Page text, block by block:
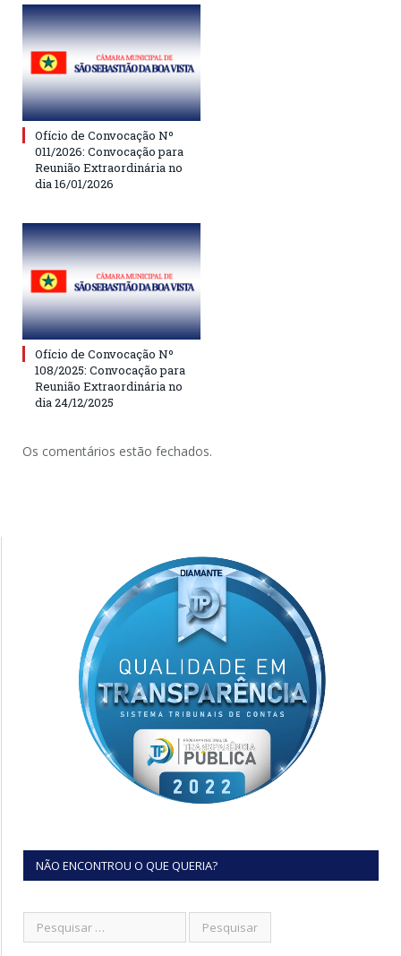
Ofício de Convocação Nº
011/2026: Convocação para
Reunião Extraordinária no
dia 16/01/2026
Ofício de Convocação Nº
108/2025: Convocação para
Reunião Extraordinária no
dia 24/12/2025
Os comentários estão fechados.
NÃO ENCONTROU O QUE QUERIA?